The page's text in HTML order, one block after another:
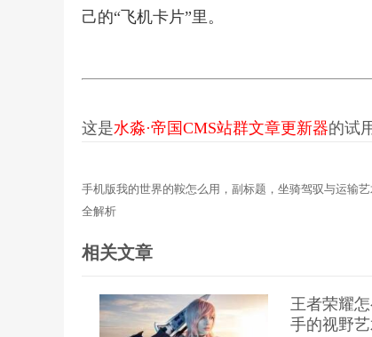
己的“飞机卡片”里。
这是水淼·帝国CMS站群文章更新器的试
手机版我的世界的鞍怎么用，副标题，坐骑驾驭与运输
全解析
相关文章
王者荣耀
手的视野